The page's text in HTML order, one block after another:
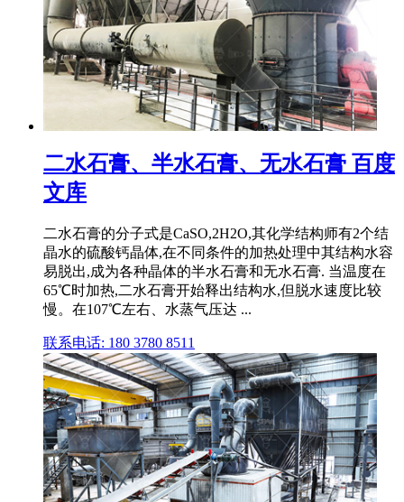
二水石膏、半水石膏、无水石膏 百度
文库
二水石膏的分子式是CaSO,2H2O,其化学结构师有2个结
晶水的硫酸钙晶体,在不同条件的加热处理中其结构水容
易脱出,成为各种晶体的半水石膏和无水石膏. 当温度在
65℃时加热,二水石膏开始释出结构水,但脱水速度比较
慢。在107℃左右、水蒸气压达 ...
联系电话: 180 3780 8511